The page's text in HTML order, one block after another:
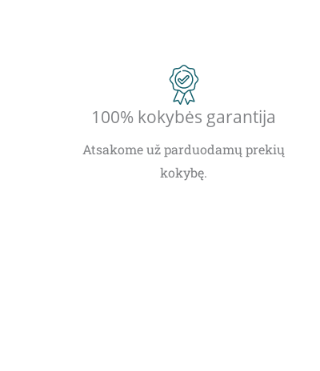
100% kokybės garantija
Atsakome už parduodamų prekių
kokybę.